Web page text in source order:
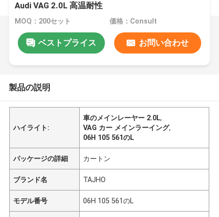
Audi VAG 2.0L 高温耐性
MOQ：200セット 価格：Consult
ベストプライス お問い合わせ
製品の説明
ハイライト:
車のメインレーヤー 2.0L,
VAG カー メインラーイング,
06H 105 561のL
パッケージの詳細 カートン
ブランド名 TAJHO
モデル番号 06H 105 561のL